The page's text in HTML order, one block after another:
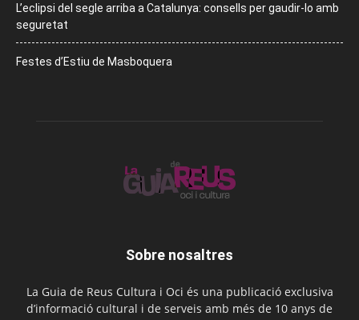
L’eclipsi del segle arriba a Catalunya: consells per gaudir-lo amb
seguretat
Festes d’Estiu de Masboquera
Sobre nosaltres
La Guia de Reus Cultura i Oci és una publicació exclusiva
d’informació cultural i de serveis amb més de 10 anys de